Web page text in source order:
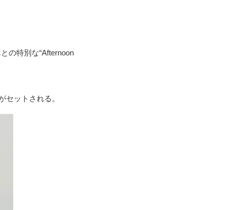
の特別な“Afternoon
セットされる。